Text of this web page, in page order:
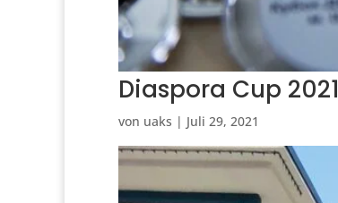
Diaspora Cup 2021
von uaks | Juli 29, 2021